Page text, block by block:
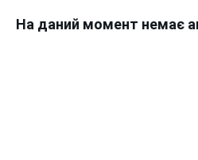
На даний момент немає